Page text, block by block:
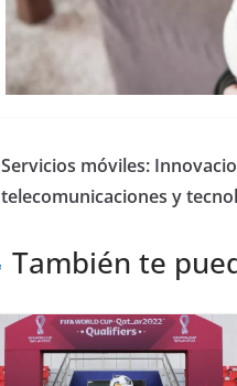
Servicios móviles:
telecomunicaciones y
También te